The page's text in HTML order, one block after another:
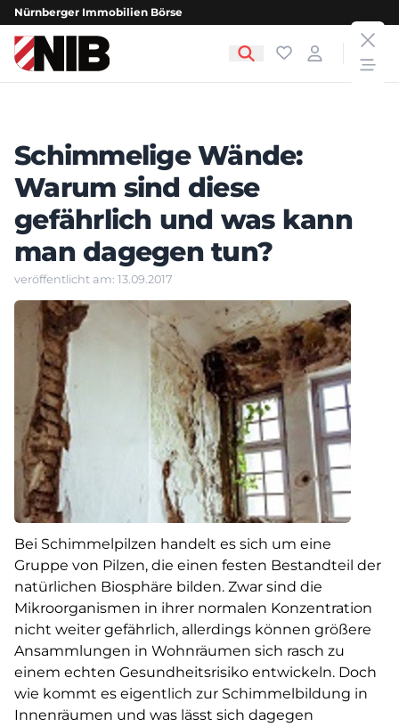
Nürnberger Immobilien Börse
NIB - Nürnberger Immobilien Börse Favoriten
Login
Schimmelige Wände:
Warum sind diese
gefährlich und was kann
man dagegen tun?
veröffentlicht am: 13.09.2017
Bei Schimmelpilzen handelt es sich um eine
Gruppe von Pilzen, die einen festen Bestandteil der
natürlichen Biosphäre bilden. Zwar sind die
Mikroorganismen in ihrer normalen Konzentration
nicht weiter gefährlich, allerdings können größere
Ansammlungen in Wohnräumen sich rasch zu
einem echten Gesundheitsrisiko entwickeln. Doch
wie kommt es eigentlich zur Schimmelbildung in
Innenräumen und was lässt sich dagegen